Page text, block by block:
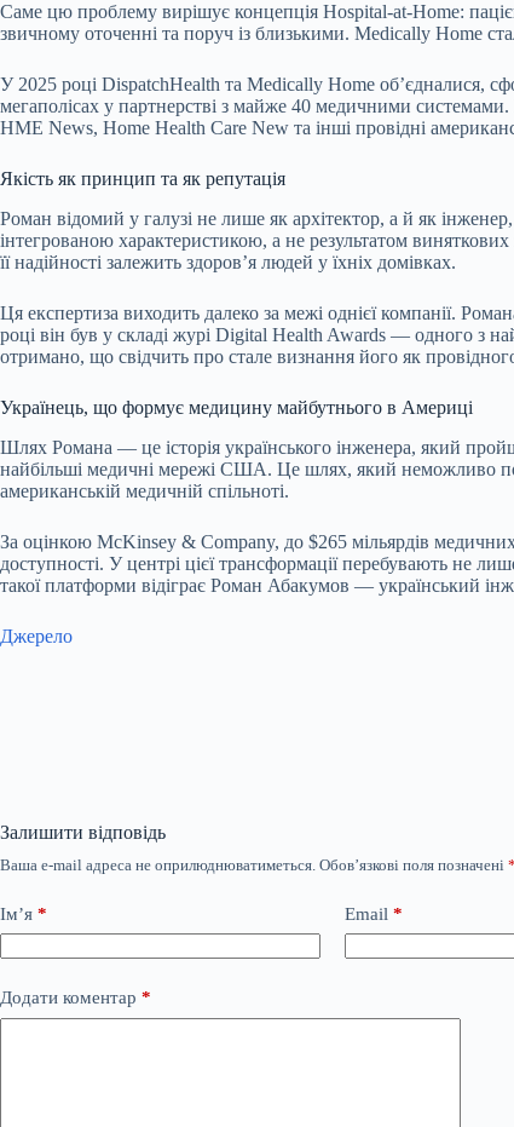
Саме цю проблему вирішує концепція Hospital-at-Home:
звичному оточенні та поруч із близькими. Medically Home
У 2025 році DispatchHealth та Medically Home об’єдналися,
мегаполісах у партнерстві з майже 40 медичними
HME News, Home Health Care New та інші провідні
Якість як принцип та як репутація
Роман відомий у галузі не лише як архітектор, а й як
інтегрованою характеристикою, а не результатом
її надійності залежить здоров’я людей у їхніх домівках.
Ця експертиза виходить далеко за межі однієї компанії.
році він був у складі журі Digital Health Awards — одного з
отримано, що свідчить про стале визнання його як
Українець, що формує медицину майбутнього в Америці
Шлях Романа — це історія українського інженера, який
найбільші медичні мережі США. Це шлях, який неможливо
американській медичній спільноті.
За оцінкою McKinsey & Company, до $265 мільярдів
доступності. У центрі цієї трансформації перебувають не
такої платформи відіграє Роман Абакумов — український
Джерело
Залишити відповідь
Ваша e-mail адреса не оприлюднюватиметься. Обов’язкові поля позначені *
Ім’я * Email *
Додати коментар *